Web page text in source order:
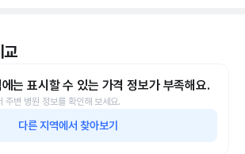
교
는 표시할 수 있는 가격 정보가 부족해요.
주변 병원 정보를 확인해 보세요.
다른 지역에서 찾아보기